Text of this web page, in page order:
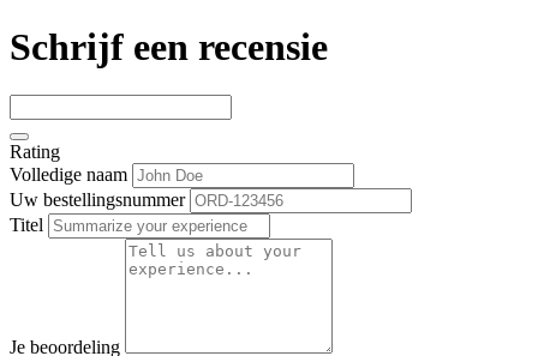
Schrijf een recensie
Rating
Volledige naam
Uw bestellingsnummer
Titel
Je beoordeling